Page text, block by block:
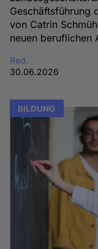
Geschäftsführung
von Catrin
neuen beruflichen
Red.
30.06.2026
BILDUNG